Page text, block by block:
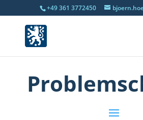
+49 361 3772450